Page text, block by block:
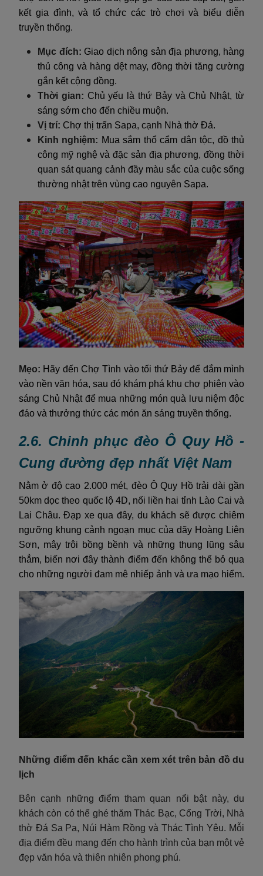
kết gia đình, và tổ chức các trò chơi và biểu diễn
truyền thống.
Mục đích: Giao dịch nông sản địa phương, hàng
thủ công và hàng dệt may, đồng thời tăng cường
gắn kết cộng đồng.
Thời gian: Chủ yếu là thứ Bảy và Chủ Nhật, từ
sáng sớm cho đến chiều muộn.
Vị trí: Chợ thị trấn Sapa, cạnh Nhà thờ Đá.
Kinh nghiệm: Mua sắm thổ cẩm dân tộc, đồ thủ
công mỹ nghệ và đặc sản địa phương, đồng thời
quan sát quang cảnh đầy màu sắc của cuộc sống
thường nhật trên vùng cao nguyên Sapa.
Mẹo: Hãy đến Chợ Tình vào tối thứ Bảy để đắm mình
vào nền văn hóa, sau đó khám phá khu chợ phiên vào
sáng Chủ Nhật để mua những món quà lưu niệm độc
đáo và thưởng thức các món ăn sáng truyền thống.
2.6. Chinh phục đèo Ô Quy Hồ -
Cung đường đẹp nhất Việt Nam
Nằm ở độ cao 2.000 mét, đèo Ô Quy Hồ trải dài gần
50km dọc theo quốc lộ 4D, nối liền hai tỉnh Lào Cai và
Lai Châu. Đạp xe qua đây, du khách sẽ được chiêm
ngưỡng khung cảnh ngoạn mục của dãy Hoàng Liên
Sơn, mây trôi bồng bềnh và những thung lũng sâu
thẳm, biến nơi đây thành điểm đến không thể bỏ qua
cho những người đam mê nhiếp ảnh và ưa mạo hiểm.
Những điểm đến khác cần xem xét trên bản đồ du
lịch
Bên cạnh những điểm tham quan nổi bật này, du
khách còn có thể ghé thăm Thác Bạc, Cổng Trời, Nhà
thờ Đá Sa Pa, Núi Hàm Rồng và Thác Tình Yêu. Mỗi
địa điểm đều mang đến cho hành trình của bạn một vẻ
đẹp văn hóa và thiên nhiên phong phú.